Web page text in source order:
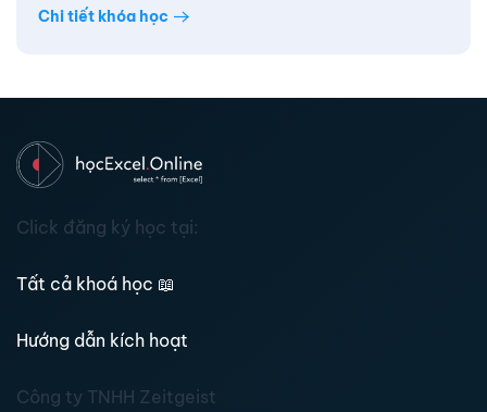
Chi tiết khóa học
Click đăng ký học tại:
Tất cả khoá học 📖
Hướng dẫn kích hoạt
Công ty TNHH Zeitgeist